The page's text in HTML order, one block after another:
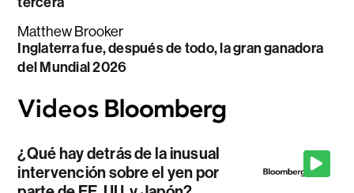
Matthew Brooker
Inglaterra fue, después de todo, la gran ganadora
del Mundial 2026
¿Qué hay detrás de la inusual
intervención sobre el yen por